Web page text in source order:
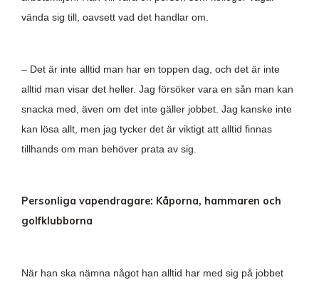
vända sig till, oavsett vad det handlar om.
– Det är inte alltid man har en toppen dag, och det är inte
alltid man visar det heller. Jag försöker vara en sån man kan
snacka med, även om det inte gäller jobbet. Jag kanske inte
kan lösa allt, men jag tycker det är viktigt att alltid finnas
tillhands om man behöver prata av sig.
Personliga vapendragare: Kåporna, hammaren och
golfklubborna
När han ska nämna något han alltid har med sig på jobbet